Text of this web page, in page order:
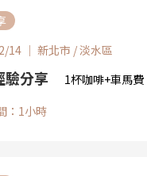
14 ｜ 新北市 / 淡水區
驗分享
1杯咖啡+車馬費
：1小時